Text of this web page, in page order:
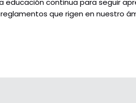
educación continua para seguir
que rigen en nuestro